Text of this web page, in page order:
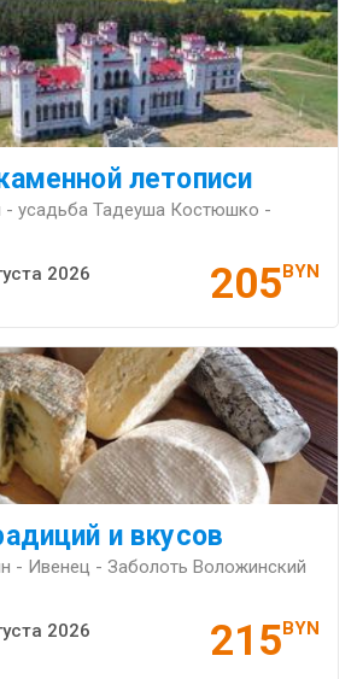
летописи
усадьба Тадеуша Костюшко -
205BYN
2026
и вкусов
- Ивенец - Заболоть Воложинский
215BYN
2026